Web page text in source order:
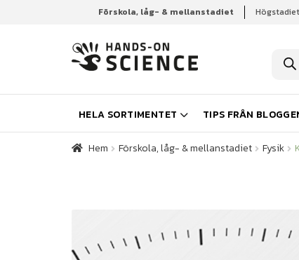
Förskola, låg- & mellanstadiet
u
k
t
s
ö
k
HELA SORTIMENTET TIPS FRÅN
Hem Förskola, låg- & mellanstadiet Fysik
Hem Förskola, låg- & mellanstadiet Fysik